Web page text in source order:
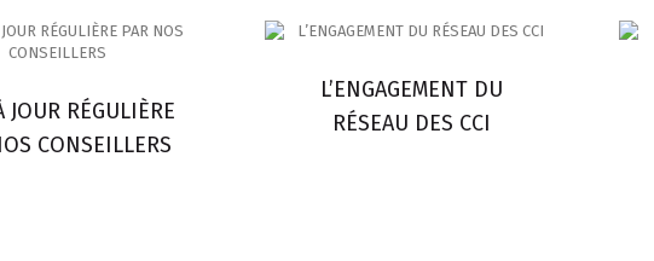
JOUR RÉGULIÈRE
CONSEILLERS
L’ENGAGEMENT DU
RÉSEAU DES CCI